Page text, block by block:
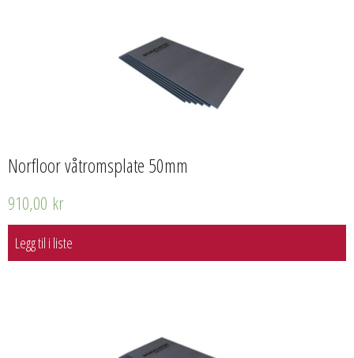
Norfloor våtromsplate 50mm
910,00 kr
Legg til i liste